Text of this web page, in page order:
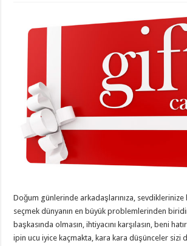
Doğum günlerinde arkadaşlarınıza, sevdiklerinize
seçmek dünyanın en büyük problemlerinden
başkasında olmasın, ihtiyacını karşılasın, beni
ipin ucu iyice kaçmakta, kara kara düşünceler sizi